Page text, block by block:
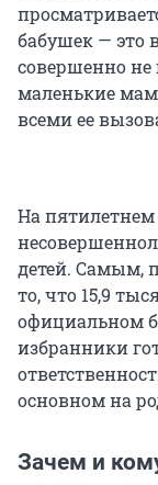
бабушек — это
совершенно не
маленькие
всеми ее
На пятилетнем
детей. Самым,
то, что 15,9
официальном
избранники
основном на
Зачем и